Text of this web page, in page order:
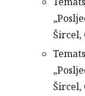
Šircel,
Šircel,